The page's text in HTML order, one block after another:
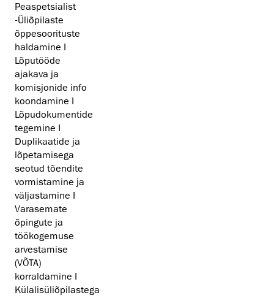
Peaspetsialist
-Üliõpilaste
õppesoorituste
haldamine I
Lõputööde
ajakava ja
komisjonide info
koondamine I
Lõpudokumentide
tegemine I
Duplikaatide ja
lõpetamisega
seotud tõendite
vormistamine ja
väljastamine I
Varasemate
õpingute ja
töökogemuse
arvestamise
(VÕTA)
korraldamine I
Külalisüliõpilastega